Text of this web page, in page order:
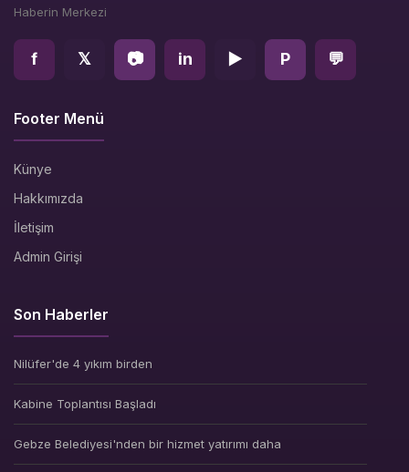
Haberin Merkezi
f 𝕏 📷 in ▶ P 💬
Footer Menü
Künye
Hakkımızda
İletişim
Admin Girişi
Son Haberler
Nilüfer'de 4 yıkım birden
Kabine Toplantısı Başladı
Gebze Belediyesi'nden bir hizmet yatırımı daha